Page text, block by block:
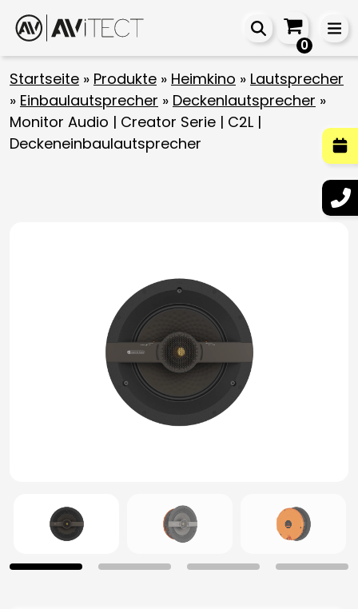
0
Startseite » Produkte » Heimkino » Lautsprecher
» Einbaulautsprecher » Deckenlautsprecher »
Monitor Audio | Creator Serie | C2L |
Deckeneinbaulautsprecher